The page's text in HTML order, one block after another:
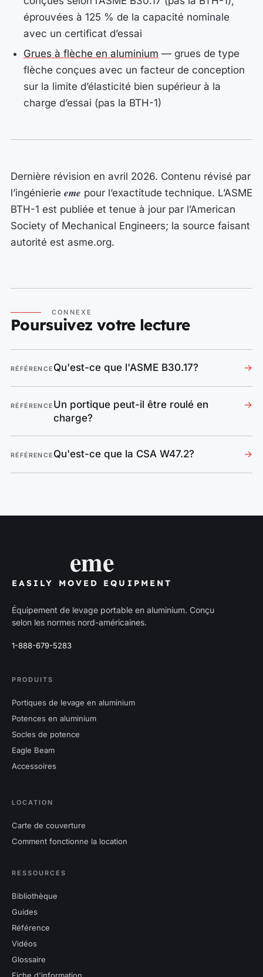
éprouvées à 125 % de la capacité nominale
avec un certificat d’essai
Grues à flèche en aluminium — grues de type
flèche conçues avec un facteur de conception
sur la limite d’élasticité bien supérieur à la
charge d’essai (pas la BTH-1)
Dernière révision en avril 2026. Contenu révisé par
l’ingénierie eme pour l’exactitude technique. L’ASME
BTH-1 est publiée et tenue à jour par l’American
Society of Mechanical Engineers; la source faisant
autorité est asme.org.
CONNEXE
Poursuivez votre lecture
RÉFÉRENCE Qu'est-ce que l'ASME B30.17? →
RÉFÉRENCE Un portique peut-il être roulé en
charge?
→
RÉFÉRENCE Qu'est-ce que la CSA W47.2? →
eme
EASILY MOVED EQUIPMENT
Équipement de levage portable en aluminium. Conçu
selon les normes nord-américaines.
1-888-679-5283
PRODUITS
Portiques de levage en aluminium
Potences en aluminium
Socles de potence
Eagle Beam
Accessoires
LOCATION
Carte de couverture
Comment fonctionne la location
RESSOURCES
Bibliothèque
Guides
Référence
Vidéos
Glossaire